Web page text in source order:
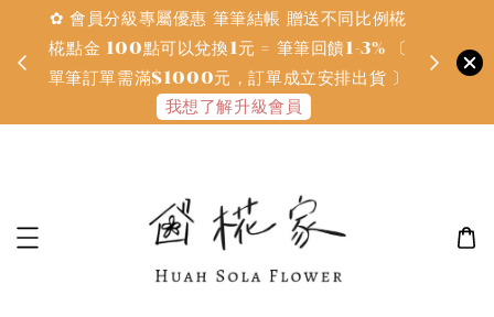
✿ 會員分級專屬優惠 筆筆結帳 贈送不同比例椛
椛點金 100點可以兌換1元 = 筆筆回饋1-3% 〔
單筆訂單需滿$1000元，訂單成立安排出貨 〕
我想了解升級會員